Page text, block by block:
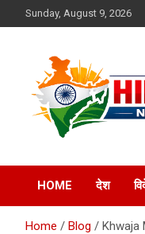
to
Sunday, August 9, 2026
Service
HOME देश
Home Blog Khwaja